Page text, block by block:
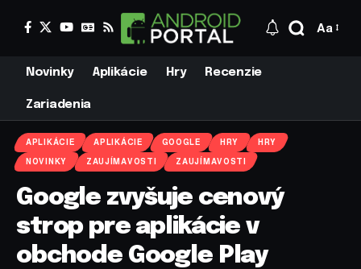
Aa
Novinky Aplikácie Hry Recenzie
Zariadenia
APLIKÁCIE APLIKÁCIE GOOGLE HRY HRY
NOVINKY ZAUJÍMAVOSTI ZAUJÍMAVOSTI
Google zvyšuje cenový
strop pre aplikácie v
obchode Google Play